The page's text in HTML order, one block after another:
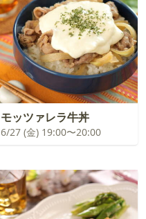
モッツァレラ牛丼
6/27 (金) 19:00〜20:00